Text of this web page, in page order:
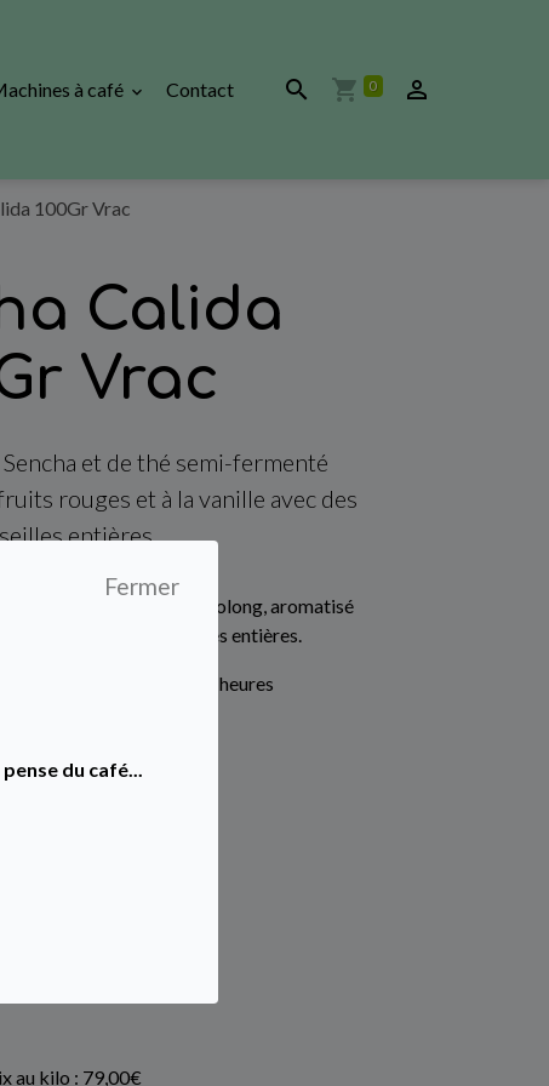
à café Contact 0
100Gr Vrac
Calida
Vrac
et de thé semi-fermenté
rouges et à la vanille avec des
entières.
et de thé semi-fermenté Oolong, aromatisé
vanille avec des groseilles entières.
stock, livraison en 24/48 heures
TTC
au kilo : 79,00€
Fermer
du café...